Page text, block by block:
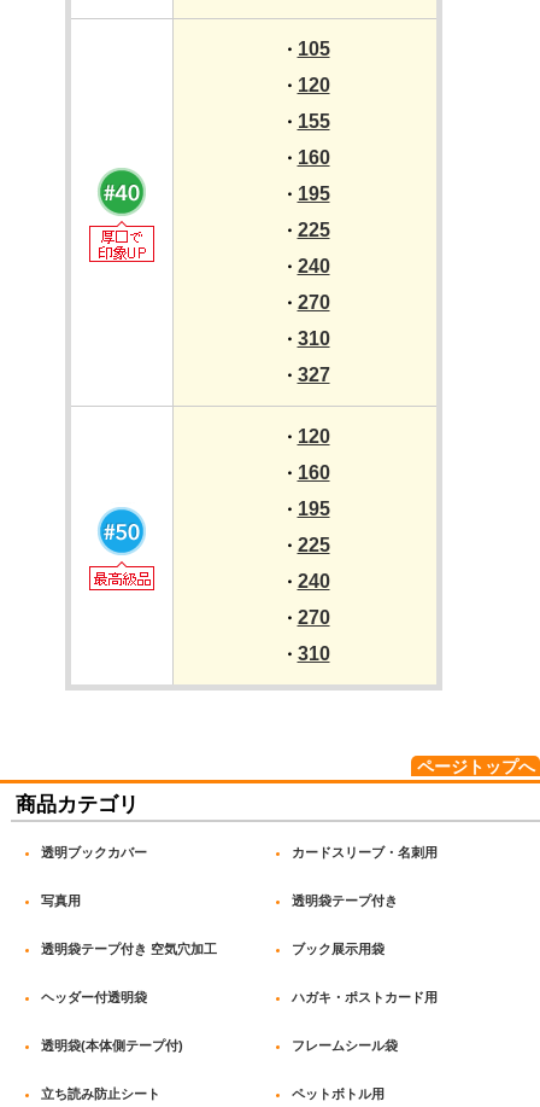
・ 105
・ 120
・ 155
・ 160
・ 195
・ 225
・ 240
・ 270
・ 310
・ 327
・ 120
・ 160
・ 195
・ 225
・ 240
・ 270
・ 310
ページトップへ
商品カテゴリ
透明ブックカバー カードスリーブ・名刺用
写真用 透明袋テープ付き
透明袋テープ付き 空気穴加工 ブック展示用袋
ヘッダー付透明袋 ハガキ・ポストカード用
透明袋(本体側テープ付) フレームシール袋
立ち読み防止シート ペットボトル用